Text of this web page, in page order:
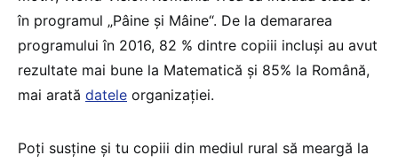
în programul „Pâine și Mâine“. De la demararea
programului în 2016, 82 % dintre copiii incluși au avut
rezultate mai bune la Matematică și 85% la Română,
mai arată datele organizației.
Poți susține și tu copiii din mediul rural să meargă la